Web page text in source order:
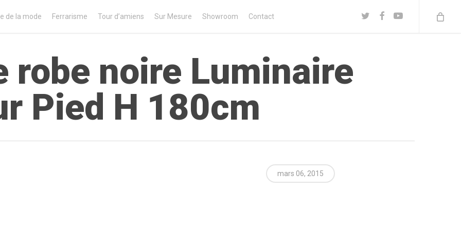
de la mode Ferrarisme Tour d’amiens Sur Mesure Showroom Contact twitter facebookyoutube
robe noire Luminaire
Pied H 180cm
mars 06, 2015